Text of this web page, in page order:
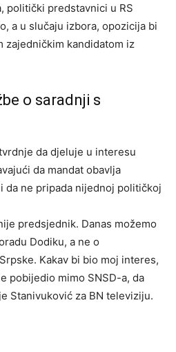
politički predstavnici u RS
a u slučaju izbora, opozicija bi
zajedničkim kandidatom iz
o saradnji s
da djeluje u interesu
da mandat obavlja
da ne pripada nijednoj političkoj
predsjednik. Danas možemo
Dodiku, a ne o
Kakav bi bio moj interes,
pobijedio mimo SNSD-a, da
Stanivuković za BN televiziju.